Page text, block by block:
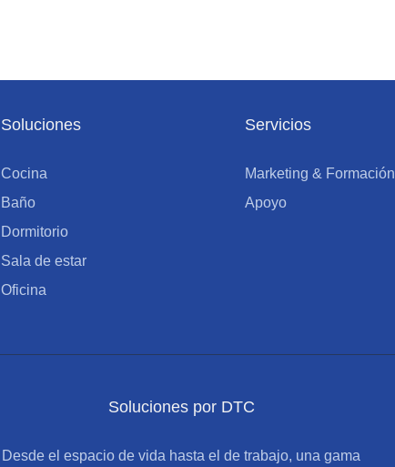
Soluciones
Cocina
Baño
Dormitorio
Sala de estar
Oficina
Servicios
Marketing & Formación
Apoyo
Soluciones por DTC
Desde el espacio de vida hasta el de trabajo, una gama